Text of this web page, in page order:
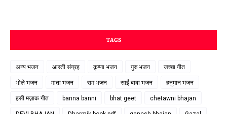
TAGS
अन्य भजन आरती संग्रह कृष्णा भजन गुरु भजन जच्चा गीत
भोले भजन माता भजन राम भजन साईं बाबा भजन हनुमान भजन
हसी मज़ाक गीत banna banni bhat geet chetawni bhajan